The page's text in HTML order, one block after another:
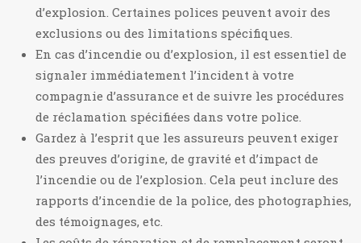
d’explosion. Certaines polices peuvent avoir des
exclusions ou des limitations spécifiques.
En cas d’incendie ou d’explosion, il est essentiel de
signaler immédiatement l’incident à votre
compagnie d’assurance et de suivre les procédures
de réclamation spécifiées dans votre police.
Gardez à l’esprit que les assureurs peuvent exiger
des preuves d’origine, de gravité et d’impact de
l’incendie ou de l’explosion. Cela peut inclure des
rapports d’incendie de la police, des photographies,
des témoignages, etc.